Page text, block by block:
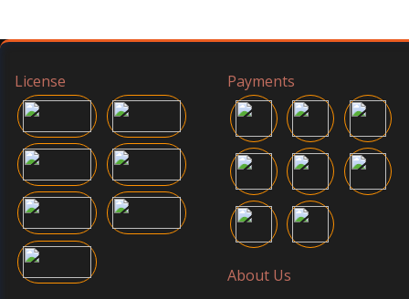
License Payments
About Us